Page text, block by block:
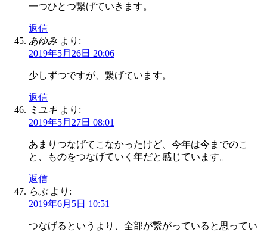
一つひとつ繋げていきます。
返信
あゆみ より:
2019年5月26日 20:06
少しずつですが、繋げています。
返信
ミユキ より:
2019年5月27日 08:01
あまりつなげてこなかったけど、今年は今までのこ
と、ものをつなげていく年だと感じています。
返信
らぶ より:
2019年6月5日 10:51
つなげるというより、全部が繋がっていると思ってい